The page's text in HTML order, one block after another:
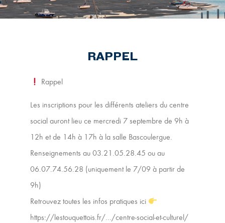
RAPPEL
Rappel
Les inscriptions pour les différents ateliers du centre
social auront lieu ce mercredi 7 septembre de 9h à
12h et de 14h à 17h à la salle Bascoulergue.
Renseignements au 03.21.05.28.45 ou au
06.07.74.56.28 (uniquement le 7/09 à partir de
9h)
Retrouvez toutes les infos pratiques ici
https://lestouquettois.fr/…/centre-social-et-culturel/